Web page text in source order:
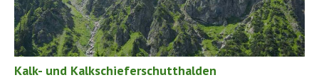
Kalk- und Kalkschieferschutthalden